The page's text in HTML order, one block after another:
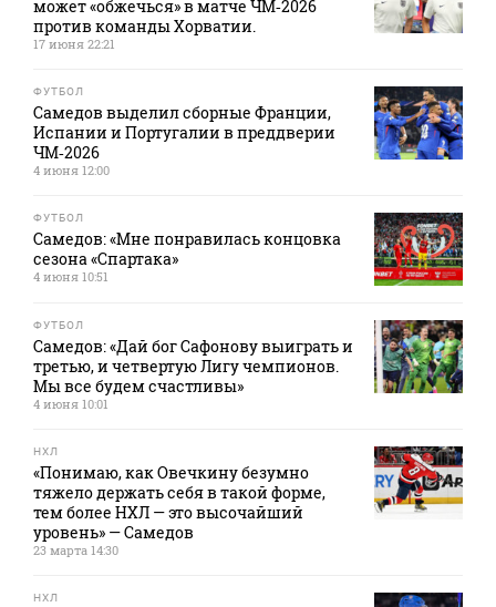
может «обжечься» в матче ЧМ‑2026
против команды Хорватии.
17 июня 22:21
ФУТБОЛ
Самедов выделил сборные Франции,
Испании и Португалии в преддверии
ЧМ‑2026
4 июня 12:00
ФУТБОЛ
Самедов: «Мне понравилась концовка
сезона «Спартака»
4 июня 10:51
ФУТБОЛ
Самедов: «Дай бог Сафонову выиграть и
третью, и четвертую Лигу чемпионов.
Мы все будем счастливы»
4 июня 10:01
НХЛ
«Понимаю, как Овечкину безумно
тяжело держать себя в такой форме,
тем более НХЛ — это высочайший
уровень» — Самедов
23 марта 14:30
НХЛ